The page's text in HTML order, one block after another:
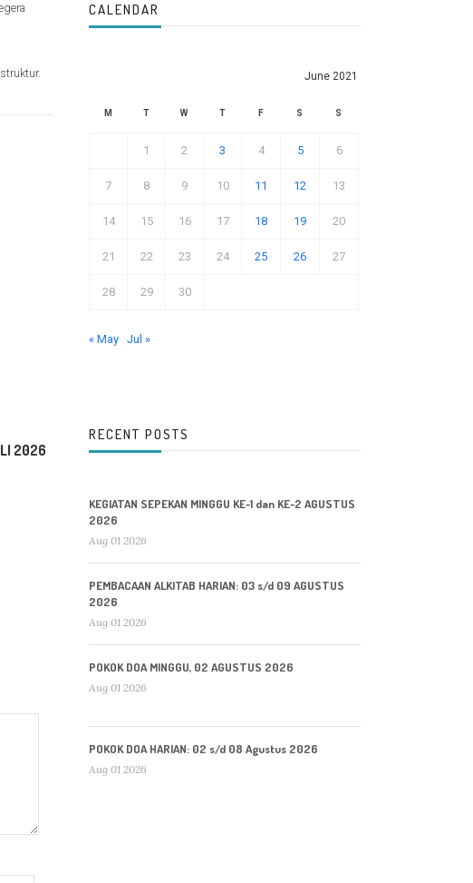
2026
CALENDAR
June 2021
M T W T F S S
1 2 3 4 5 6
7 8 9 10 11 12 13
14 15 16 17 18 19 20
21 22 23 24 25 26 27
28 29 30
« May Jul »
RECENT POSTS
KEGIATAN SEPEKAN MINGGU KE-1 dan KE-2 AGUSTUS
2026
Aug 01 2026
PEMBACAAN ALKITAB HARIAN: 03 s/d 09 AGUSTUS
2026
Aug 01 2026
POKOK DOA MINGGU, 02 AGUSTUS 2026
Aug 01 2026
POKOK DOA HARIAN: 02 s/d 08 Agustus 2026
Aug 01 2026